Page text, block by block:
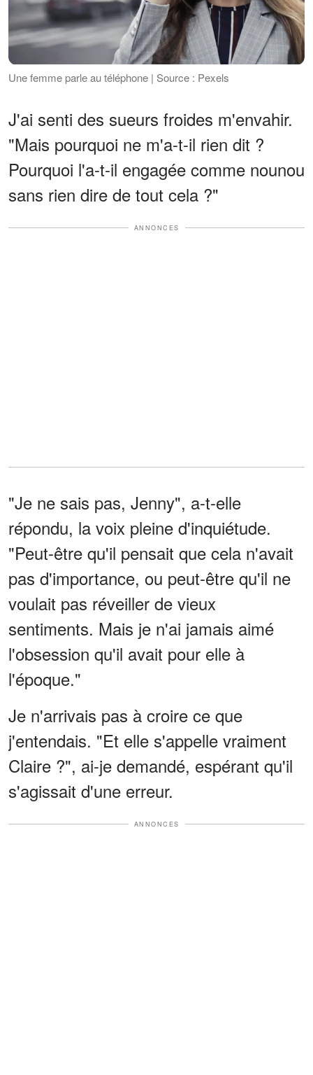
Une femme parle au téléphone | Source : Pexels
J'ai senti des sueurs froides m'envahir.
"Mais pourquoi ne m'a-t-il rien dit ?
Pourquoi l'a-t-il engagée comme nounou
sans rien dire de tout cela ?"
ANNONCES
"Je ne sais pas, Jenny", a-t-elle
répondu, la voix pleine d'inquiétude.
"Peut-être qu'il pensait que cela n'avait
pas d'importance, ou peut-être qu'il ne
voulait pas réveiller de vieux
sentiments. Mais je n'ai jamais aimé
l'obsession qu'il avait pour elle à
l'époque."
Je n'arrivais pas à croire ce que
j'entendais. "Et elle s'appelle vraiment
Claire ?", ai-je demandé, espérant qu'il
s'agissait d'une erreur.
ANNONCES